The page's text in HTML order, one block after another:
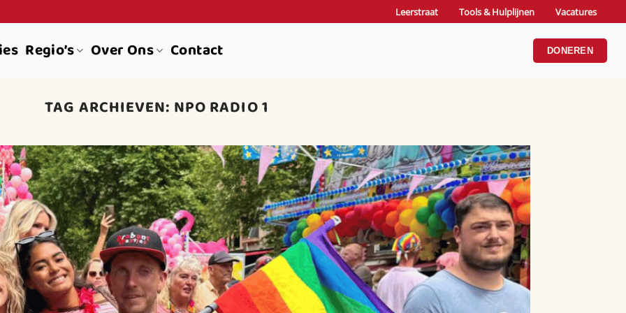
Leerstraat Tools & Hulplijnen Vacatures
Regio’s Over Ons Contact DONEREN
TAG ARCHIEVEN: NPO RADIO 1